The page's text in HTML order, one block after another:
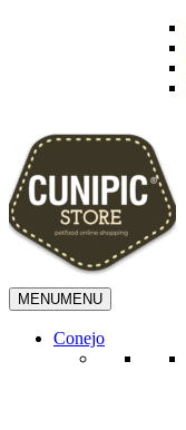
MENUMENU
Conejo